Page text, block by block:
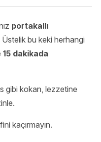
portakallı
bu keki herhangi
15 dakikada
gibi kokan, lezzetine
kaçırmayın.